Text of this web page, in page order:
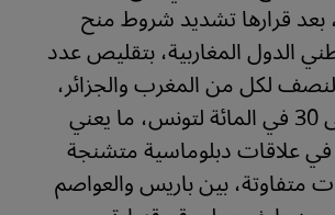
بعد قرارها تشديد شروط منح
الدول المغاربية، بتقليص عدد
لكل من المغرب والجزائر،
وبنسبة تصل إلى 30 في المائة لتونس، ما يعني
في علاقات دبلوماسية متشنجة
متفاوتة، بين باريس والعواصم